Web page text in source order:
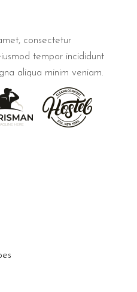
consectetur
tempor incididunt
aliqua minim veniam.